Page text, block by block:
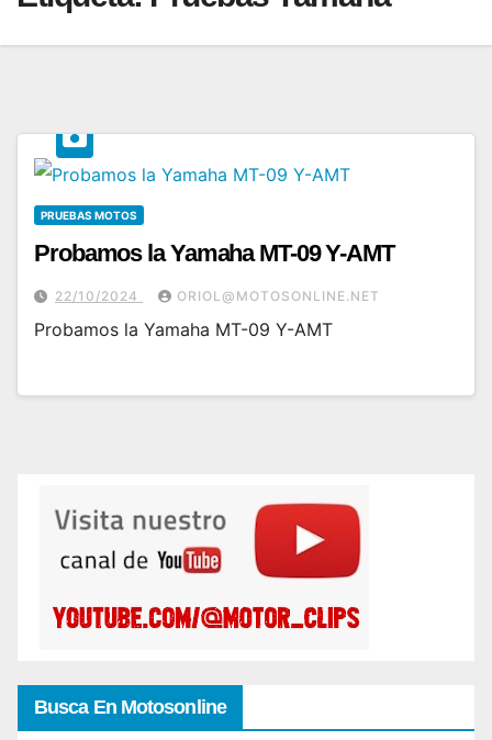
PRUEBAS MOTOS
Probamos la Yamaha MT-09 Y-AMT
22/10/2024 ORIOL@MOTOSONLINE.NET
Probamos la Yamaha MT-09 Y-AMT
Busca En Motosonline